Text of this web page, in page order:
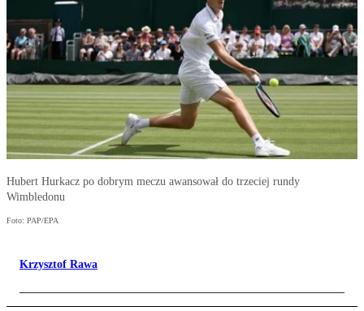
Hubert Hurkacz po dobrym meczu awansował do trzeciej rundy
Wimbledonu
Foto: PAP/EPA
Krzysztof Rawa